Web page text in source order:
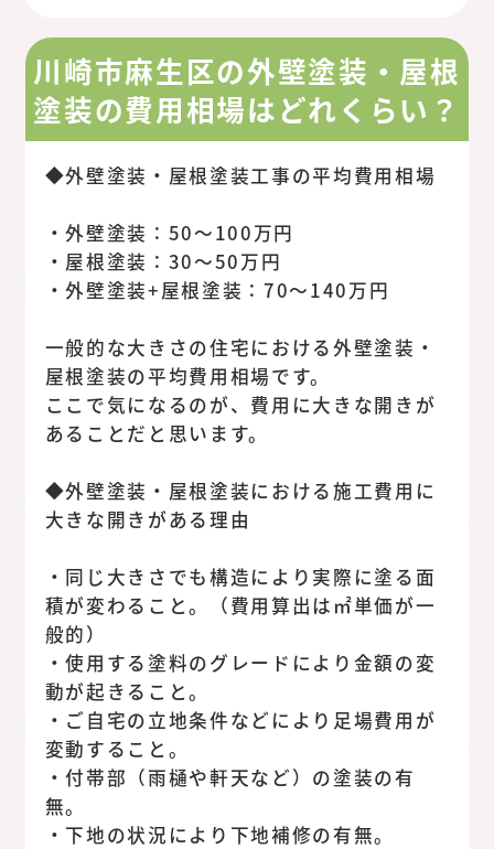
川崎市麻生区の外壁塗装・屋根
塗装の費用相場はどれくらい？
◆外壁塗装・屋根塗装工事の平均費用相場
・外壁塗装：50～100万円
・屋根塗装：30～50万円
・外壁塗装+屋根塗装：70～140万円
一般的な大きさの住宅における外壁塗装・
屋根塗装の平均費用相場です。
ここで気になるのが、費用に大きな開きが
あることだと思います。
◆外壁塗装・屋根塗装における施工費用に
大きな開きがある理由
・同じ大きさでも構造により実際に塗る面
積が変わること。（費用算出は㎡単価が一
般的）
・使用する塗料のグレードにより金額の変
動が起きること。
・ご自宅の立地条件などにより足場費用が
変動すること。
・付帯部（雨樋や軒天など）の塗装の有
無。
・下地の状況により下地補修の有無。